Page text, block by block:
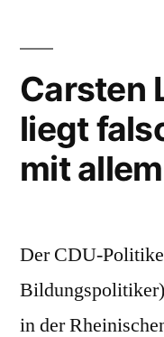
Carsten
liegt
mit
Der CDU-
in der